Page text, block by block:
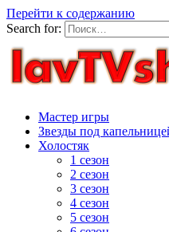
Перейти к содержанию
Search for:
Мастер игры
Звезды под
Холостяк
1 сезон
2 сезон
3 сезон
4 сезон
5 сезон